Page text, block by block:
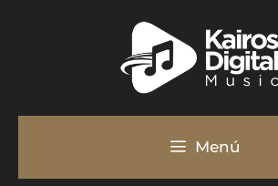
Menú